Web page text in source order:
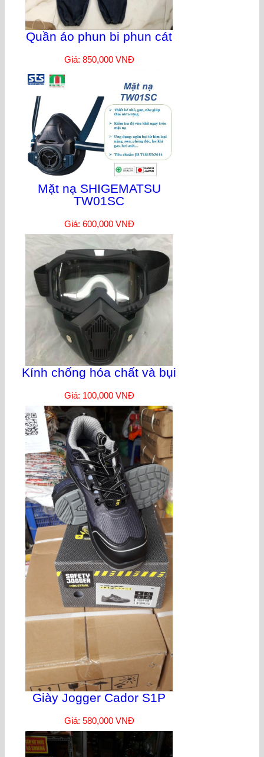
Quần áo phun bi phun cát
Giá: 850,000 VNĐ
Mặt nạ SHIGEMATSU
TW01SC
Giá: 600,000 VNĐ
Kính chống hóa chất và bụi
Giá: 100,000 VNĐ
Giày Jogger Cador S1P
Giá: 580,000 VNĐ